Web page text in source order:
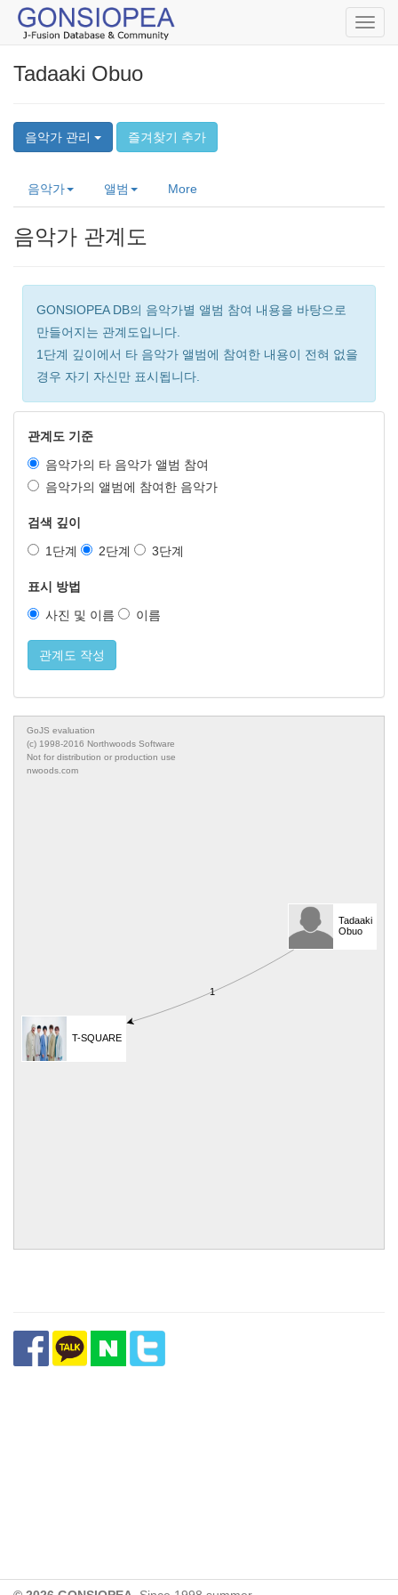
Tadaaki Obuo
음악가 관리 즐겨찾기 추가
음악가 앨범 More
음악가 관계도
GONSIOPEA DB의 음악가별 앨범 참여 내용을 바탕으로
만들어지는 관계도입니다.
1단계 깊이에서 타 음악가 앨범에 참여한 내용이 전혀 없을
경우 자기 자신만 표시됩니다.
관계도 기준
음악가의 타 음악가 앨범 참여
음악가의 앨범에 참여한 음악가
검색 깊이
1단계
2단계 3단계
표시 방법
사진 및 이름
이름